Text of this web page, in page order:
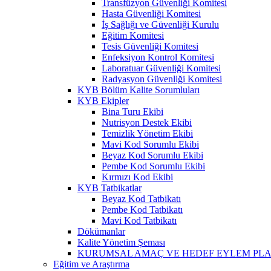
Transfüzyon Güvenliği Komitesi
Hasta Güvenliği Komitesi
İş Sağlığı ve Güvenliği Kurulu
Eğitim Komitesi
Tesis Güvenliği Komitesi
Enfeksiyon Kontrol Komitesi
Laboratuar Güvenliği Komitesi
Radyasyon Güvenliği Komitesi
KYB Bölüm Kalite Sorumluları
KYB Ekipler
Bina Turu Ekibi
Nutrisyon Destek Ekibi
Temizlik Yönetim Ekibi
Mavi Kod Sorumlu Ekibi
Beyaz Kod Sorumlu Ekibi
Pembe Kod Sorumlu Ekibi
Kırmızı Kod Ekibi
KYB Tatbikatlar
Beyaz Kod Tatbikatı
Pembe Kod Tatbikatı
Mavi Kod Tatbikatı
Dökümanlar
Kalite Yönetim Şeması
KURUMSAL AMAÇ VE HEDEF EYLEM
Eğitim ve Araştırma